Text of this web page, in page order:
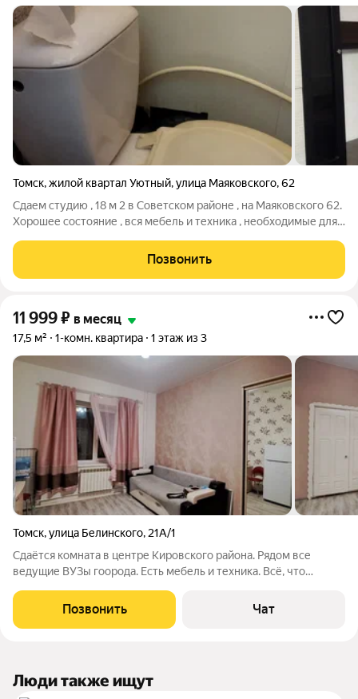
Томск,жилой квартал Уютный,улица Маяковского,62
Сдаем студию , 18 м 2 в Советском районе , на Маяковского 62.
Хорошее состояние , вся мебель и техника , необходимые для
Позвонить
11 999₽ в месяц
17,5 м² 1-комн. квартира 1 этаж из 3
Томск,улица Белинского, 21А/1
Сдаётся комната в центре Кировского района. Рядом все
ведущие ВУЗы гоорода. Есть мебель и техника. Всё, что
Санузел на 4 комнаты. Есть душ. До пр. Ленина 5 минут
ходьбы. Звоните!
Позвонить Чат
Люди также ищут